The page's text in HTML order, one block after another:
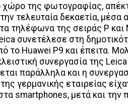
χώρο της φωτογραφίας,
τελευταία δεκαετία, μέσα
τηλέφωνα της σειράς P και
συνετέλεσε στη
το Huawei P9 και έπειτα.
συνεργασία της
παράλληλα και η
γερμανικής εταιρείας
smartphones, μετά και την